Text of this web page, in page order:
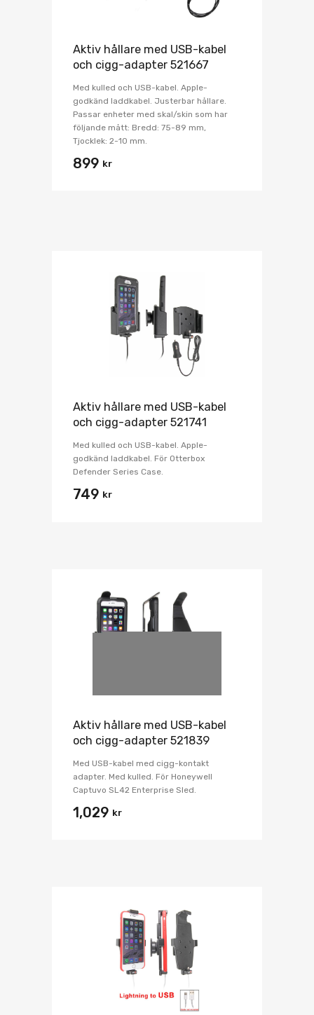
Aktiv hållare med USB-kabel
och cigg-adapter 521667
Med kulled och USB-kabel. Apple-
godkänd laddkabel. Justerbar hållare.
Passar enheter med skal/skin som har
följande mått: Bredd: 75-89 mm,
Tjocklek: 2-10 mm.
899 kr
Aktiv hållare med USB-kabel
och cigg-adapter 521741
Med kulled och USB-kabel. Apple-
godkänd laddkabel. För Otterbox
Defender Series Case.
749 kr
Aktiv hållare med USB-kabel
och cigg-adapter 521839
Med USB-kabel med cigg-kontakt
adapter. Med kulled. För Honeywell
Captuvo SL42 Enterprise Sled.
1,029 kr